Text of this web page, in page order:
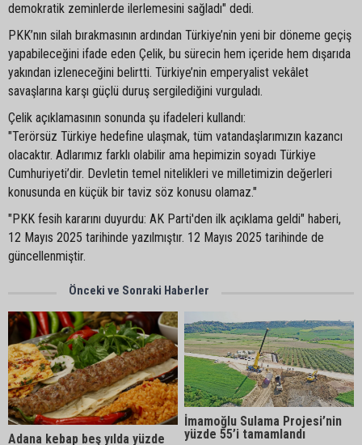
demokratik zeminlerde ilerlemesini sağladı" dedi.
PKK’nın silah bırakmasının ardından Türkiye’nin yeni bir döneme geçiş
yapabileceğini ifade eden Çelik, bu sürecin hem içeride hem dışarıda
yakından izleneceğini belirtti. Türkiye’nin emperyalist vekâlet
savaşlarına karşı güçlü duruş sergilediğini vurguladı.
Çelik açıklamasının sonunda şu ifadeleri kullandı:
"Terörsüz Türkiye hedefine ulaşmak, tüm vatandaşlarımızın kazancı
olacaktır. Adlarımız farklı olabilir ama hepimizin soyadı Türkiye
Cumhuriyeti’dir. Devletin temel nitelikleri ve milletimizin değerleri
konusunda en küçük bir taviz söz konusu olamaz."
"PKK fesih kararını duyurdu: AK Parti'den ilk açıklama geldi" haberi,
12 Mayıs 2025 tarihinde yazılmıştır. 12 Mayıs 2025 tarihinde de
güncellenmiştir.
Önceki ve Sonraki Haberler
Adana kebap beş yılda yüzde
İmamoğlu Sulama Projesi’nin
yüzde 55’i tamamlandı